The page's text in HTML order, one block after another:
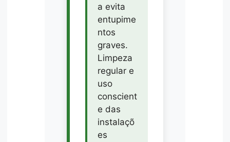
a evita
entupime
ntos
graves.
Limpeza
regular e
uso
conscient
e das
instalaçõ
es